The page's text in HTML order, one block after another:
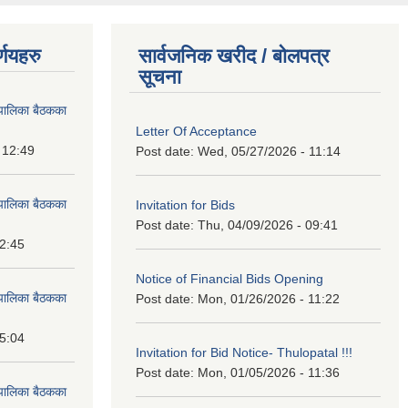
बैठकका
बैठकका
बैठकका
बैठकका
सार्वजनिक खरीद / बोलपत्र
सूचना
Letter Of Acceptance
Post date: Wed, 05/27/2026 - 11:14
Invitation for Bids
Post date: Thu, 04/09/2026 - 09:41
Notice of Financial Bids Opening
Post date: Mon, 01/26/2026 - 11:22
Invitation for Bid Notice- Thulopatal !!!
Post date: Mon, 01/05/2026 - 11:36